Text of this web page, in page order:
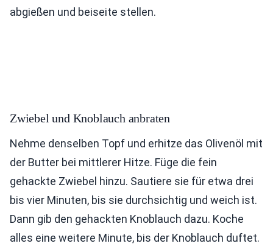
abgießen und beiseite stellen.
Zwiebel und Knoblauch anbraten
Nehme denselben Topf und erhitze das Olivenöl mit
der Butter bei mittlerer Hitze. Füge die fein
gehackte Zwiebel hinzu. Sautiere sie für etwa drei
bis vier Minuten, bis sie durchsichtig und weich ist.
Dann gib den gehackten Knoblauch dazu. Koche
alles eine weitere Minute, bis der Knoblauch duftet.